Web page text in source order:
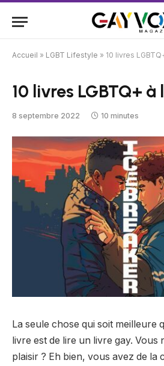
Accueil » LGBT Lifestyle » 10 livres
10 livres LGBTQ+ à
8 septembre 2022 10 minutes
La seule chose qui soit meilleure
livre est de lire un livre gay. Vous
plaisir ? Eh bien, vous avez de la